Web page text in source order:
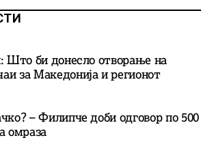
Што би донесло отворање на
за Македонија и регионот
– Филипче доби одговор по 500
омраза